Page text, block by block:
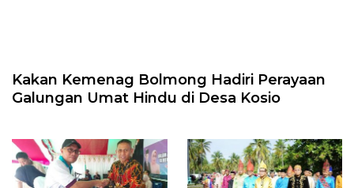
Kakan Kemenag Bolmong Hadiri Perayaan
Galungan Umat Hindu di Desa Kosio